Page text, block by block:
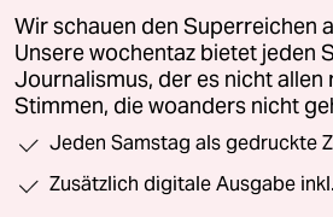
Wir schauen den Superreichen
Unsere wochentaz bietet jeden
Journalismus, der es nicht allen
Stimmen, die woanders nicht
Jeden Samstag als gedruckte
Zusätzlich digitale Ausgabe